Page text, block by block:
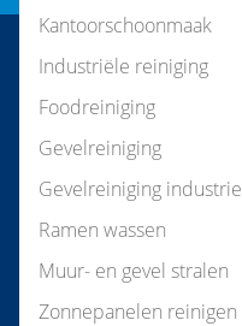
Kantoorschoonmaak
Industriële reiniging
Foodreiniging
Gevelreiniging
Gevelreiniging industrie
Ramen wassen
Muur- en gevel stralen
Zonnepanelen reinigen